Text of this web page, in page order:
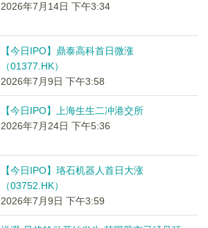
2026年7月14日 下午3:34
【今日IPO】鼎泰高科首日微涨
（01377.HK）
2026年7月9日 下午3:58
【今日IPO】上海生生二冲港交所
2026年7月24日 下午5:36
【今日IPO】珞石机器人首日大涨
（03752.HK）
2026年7月9日 下午3:59